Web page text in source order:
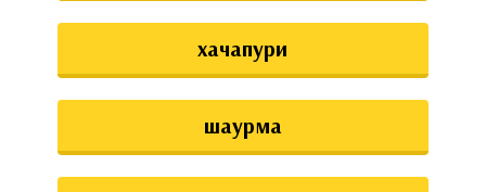
хачапури
шаурма